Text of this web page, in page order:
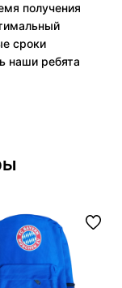
получения
сроки
наши ребята